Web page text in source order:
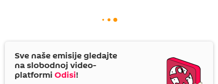
Sve naše emisije gledajte
na slobodnoj video-
platformi Odisi!